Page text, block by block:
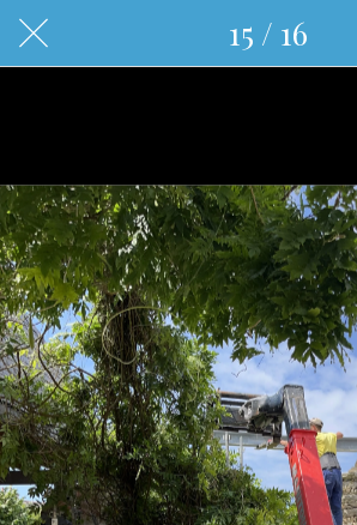
15 / 16